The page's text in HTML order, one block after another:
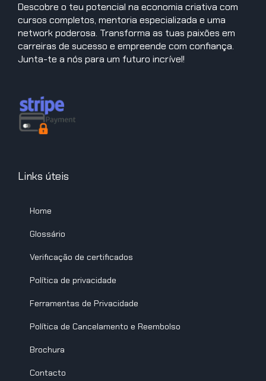
Descobre o teu potencial na economia criativa com
cursos completos, mentoria especializada e uma
network poderosa. Transforma as tuas paixões em
carreiras de sucesso e empreende com confiança.
Junta-te a nós para um futuro incrível!
Links úteis
Home
Glossário
Verificação de certificados
Política de privacidade
Ferramentas de Privacidade
Política de Cancelamento e Reembolso
Brochura
Contacto